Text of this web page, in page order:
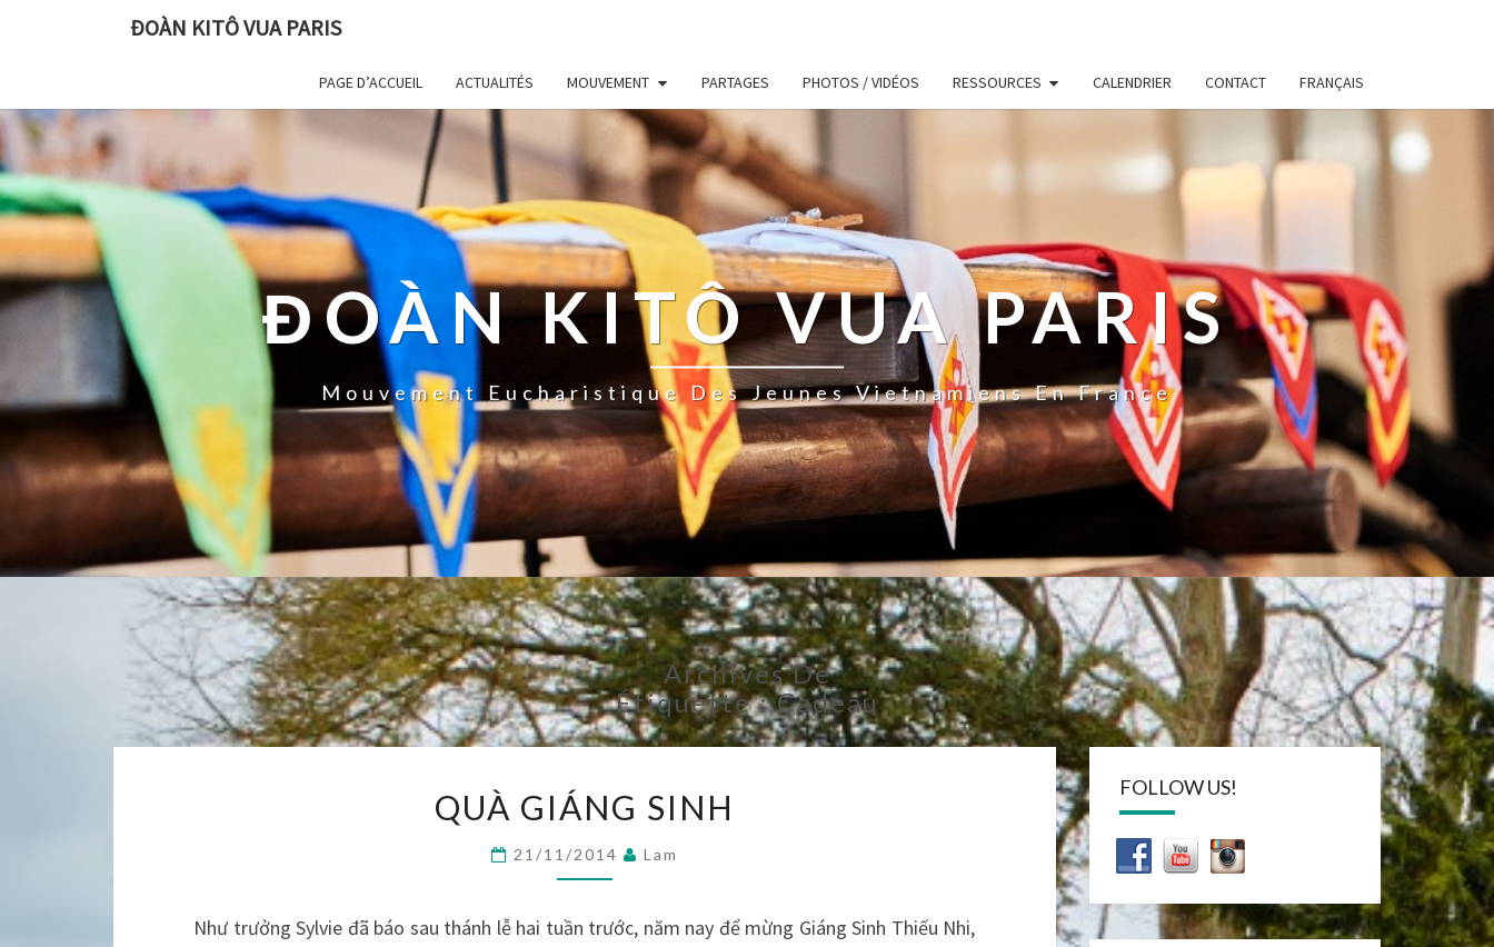
ĐOÀN KITÔ VUA PARIS
PAGE D’ACCUEIL ACTUALITÉS MOUVEMENT PARTAGES PHOTOS / VIDÉOS RESSOURCES CALENDRIER CONTACT FRANÇAIS
ĐOÀN KITÔ VUA PARIS
Mouvement Eucharistique Des Jeunes Vietnamiens En France
Archives De
Étiquette :Cadeau
GIÁNG
QUÀ GIÁNG SINH
21/11/2014 Lam
Như trưởng Sylvie đã báo sau thánh lễ hai tuần trước, năm nay để mừng Giáng Sinh Thiếu Nhi,
FOLLOW US!